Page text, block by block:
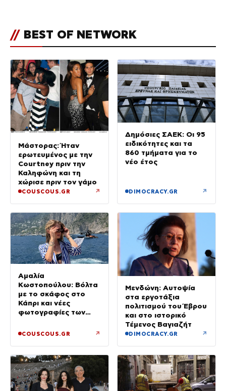
// BEST OF NETWORK
Μάστορας: Ήταν
ερωτευμένος με την
Courtney πριν την
Καληφώνη και τη
χώρισε πριν τον γάμο
COUSCOUS.GR ↗
Δημόσιες ΣΑΕΚ: Οι 95
ειδικότητες και τα
860 τμήματα για το
νέο έτος
DIMOCRACY.GR ↗
Αμαλία
Κωστοπούλου: Βόλτα
με το σκάφος στο
Κάπρι και νέες
φωτογραφίες των
COUSCOUS.GR ↗
Μενδώνη: Αυτοψία
στα εργοτάξια
πολιτισμού του Έβρου
και στο ιστορικό
Τέμενος Βαγιαζήτ
DIMOCRACY.GR ↗